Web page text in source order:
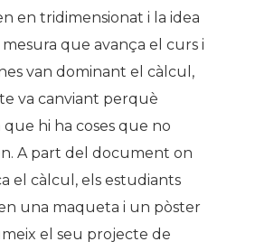
en tridimensionat i la idea
mesura que avança el curs i
van dominant el càlcul,
va canviant perquè
que hi ha coses que no
A part del document on
el càlcul, els estudiants
una maqueta i un pòster
el seu projecte de